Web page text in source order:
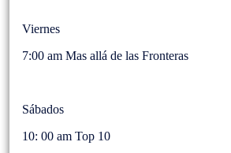
Viernes
7:00 am Mas allá de las Fronteras
Sábados
10: 00 am Top 10